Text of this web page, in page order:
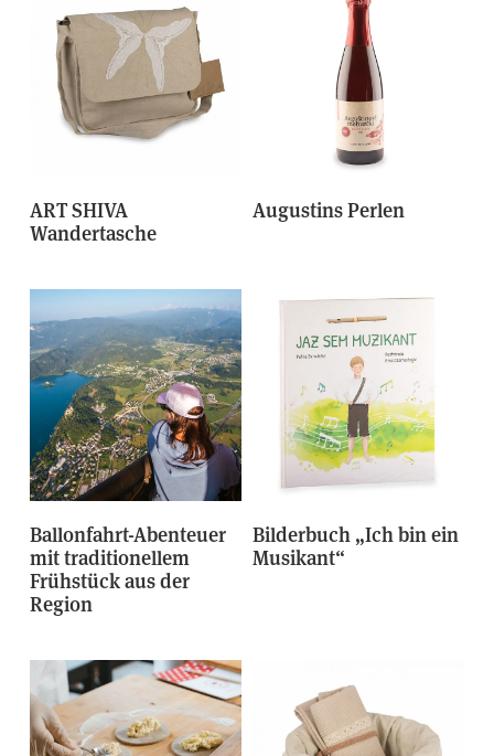
ART SHIVA
Wandertasche
Augustins Perlen
Ballonfahrt-Abenteuer
mit traditionellem
Frühstück aus der
Region
Bilderbuch „Ich bin ein
Musikant“